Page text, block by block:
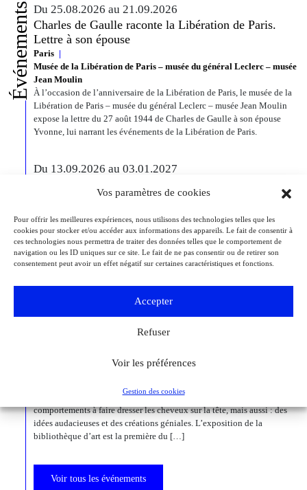
Vos paramètres de cookies
Pour offrir les meilleures expériences, nous utilisons des technologies telles que les
cookies pour stocker et/ou accéder aux informations des appareils. Le fait de consentir à
ces technologies nous permettra de traiter des données telles que le comportement de
navigation ou les ID uniques sur ce site. Le fait de ne pas consentir ou de retirer son
consentement peut avoir un effet négatif sur certaines caractéristiques et fonctions.
Accepter
Refuser
Voir les préférences
Gestion des cookies
Événements Du 25.08.2026 au 21.09.2026
Charles de Gaulle raconte la Libération de Paris.
Lettre à son épouse
Paris
Musée de la Libération de Paris – musée du général Leclerc – musée
Jean Moulin
À l’occasion de l’anniversaire de la Libération de Paris, le musée de la
Libération de Paris – musée du général Leclerc – musée Jean Moulin
expose la lettre du 27 août 1944 de Charles de Gaulle à son épouse
Yvonne, lui narrant les événements de la Libération de Paris.
Du 13.09.2026 au 03.01.2027
Detroit Institute of Arts
présente environ 35 peintures architecturales réalisées entre les années
1920 et 1960. Pionnière de l’art moderne, O’Keeffe a célébré la beauté
et la complexité des environnements bâtis qu’elle a habités à travers
ces œuvres remarquables. Tout au long de sa longue carrière, l’artiste a
Du 27.11.2026 au 04.04.2027
Bizarre ! L’histoire de l’art du mot le plus fou du
Kulturforum
Depuis la Renaissance, « bizarre » est le terme ultime pour désigner des
états psychiques d’exception, des rêves, des monstruosités, des
comportements à faire dresser les cheveux sur la tête, mais aussi : des
idées audacieuses et des créations géniales. L’exposition de la
bibliothèque d’art est la première du […]
Voir tous les événements